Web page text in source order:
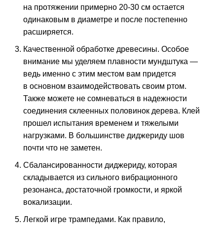
на протяжении примерно 20-30 см остается
одинаковым в диаметре и после постепенно
расширяется.
Качественной обработке древесины. Особое
внимание мы уделяем плавности мундштука —
ведь именно с этим местом вам придется
в основном взаимодействовать своим ртом.
Также можете не сомневаться в надежности
соединения склеенных половинок дерева. Клей
прошел испытания временем и тяжелыми
нагрузками. В большинстве диджериду шов
почти что не заметен.
Сбалансированности диджериду, которая
складывается из сильного вибрационного
резонанса, достаточной громкости, и яркой
вокализации.
Легкой игре трампедами. Как правило,